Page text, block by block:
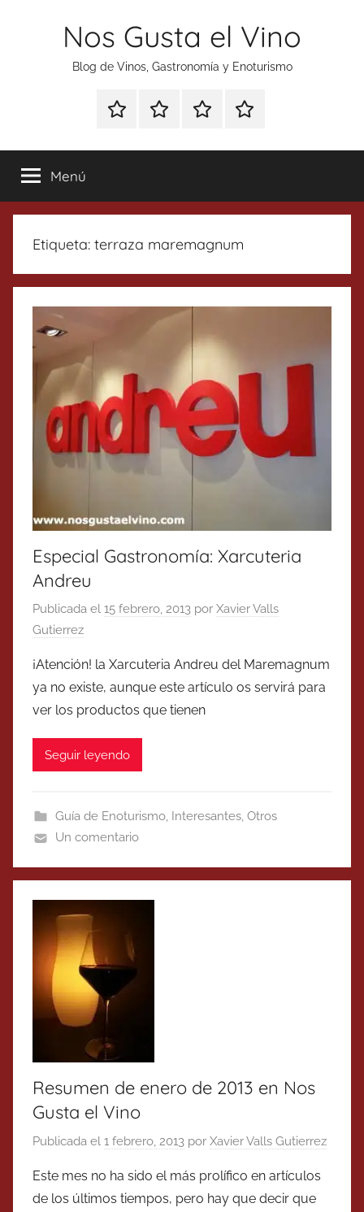
Nos Gusta el Vino
Blog de Vinos, Gastronomía y Enoturismo
Especial
Tonics
Enoturismo
Gastronomía
RankingContacto
Menú
Etiqueta: terraza maremagnum
Especial Gastronomía: Xarcuteria
Andreu
Publicada el 15 febrero, 2013 por Xavier Valls
Gutierrez
¡Atención! la Xarcuteria Andreu del Maremagnum
ya no existe, aunque este artículo os servirá para
ver los productos que tienen
Seguir leyendo
Guía de Enoturismo, Interesantes, Otros
Un comentario
Resumen de enero de 2013 en Nos
Gusta el Vino
Publicada el 1 febrero, 2013 por Xavier Valls Gutierrez
Este mes no ha sido el más prolífico en artículos
de los últimos tiempos, pero hay que decir que